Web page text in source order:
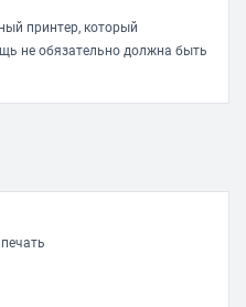
принтер, который
не обязательно должна быть